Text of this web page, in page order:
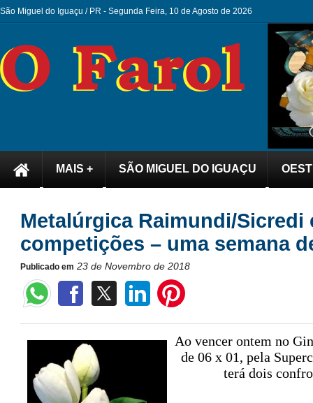
São Miguel do Iguaçu / PR - Segunda Feira, 10 de Agosto de 2026
MAIS + SÃO MIGUEL DO IGUAÇU
Metalúrgica Raimundi/Sicredi
competições – uma semana
Publicado em 23 de Novembro de 2018
Ao vencer ontem no
de 06 x 01, pela
terá dois